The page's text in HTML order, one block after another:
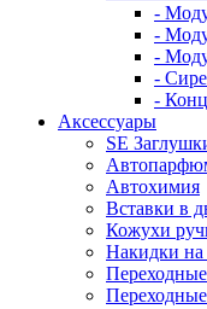
-
-
-
-
-
Аксессуары
SE
Автохимия
Вставки в
Кожухи
Накидки на